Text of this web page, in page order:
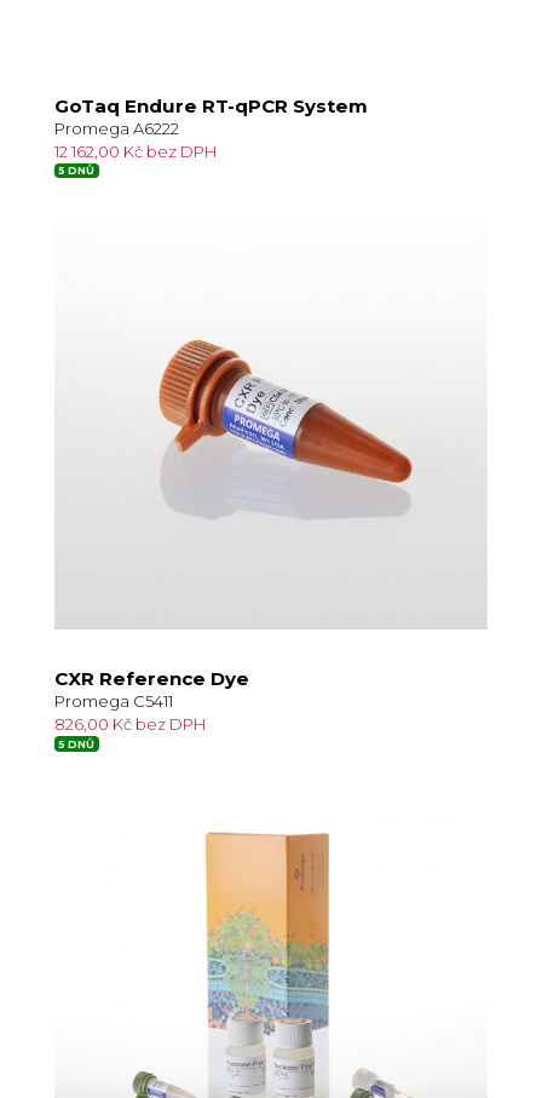
GoTaq Endure RT-qPCR System
Promega A6222
12 162,00 Kč bez DPH
5 DNŮ
CXR Reference Dye
Promega C5411
826,00 Kč bez DPH
5 DNŮ